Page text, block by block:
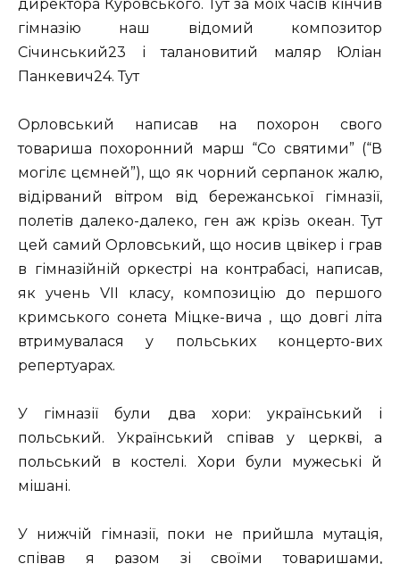
директора Куровського. Тут за моїх часів кінчив
гімназію наш відомий композитор
Січинський23 і талановитий маляр Юліан
Панкевич24. Тут
Орловський написав на похорон свого
товариша похоронний марш “Со святими” (“В
могілє цємней”), що як чорний серпанок жалю,
відірваний вітром від бережанської гімназії,
полетів далеко-далеко, ген аж крізь океан. Тут
цей самий Орловський, що носив цвікер і грав
в гімназійній оркестрі на контрабасі, написав,
як учень VII класу, композицію до першого
кримського сонета Міцке-вича , що довгі літа
втримувалася у польських концерто-вих
репертуарах.
У гімназії були два хори: український і
польський. Український співав у церкві, а
польський в костелі. Хори були мужеські й
мішані.
У нижчій гімназії, поки не прийшла мутація,
співав я разом зі своїми товаришами,